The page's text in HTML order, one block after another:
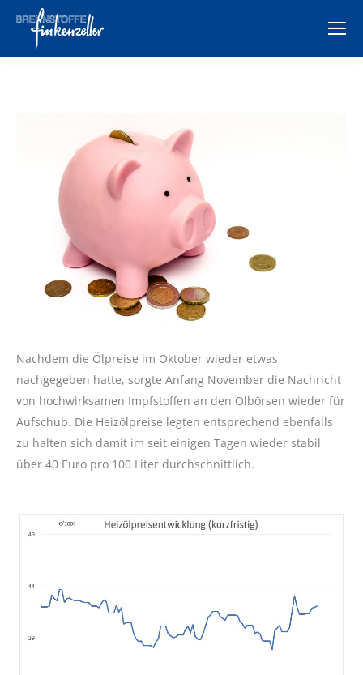
Nachdem die Ölpreise im Oktober wieder etwas
nachgegeben hatte, sorgte Anfang November die Nachricht
von hochwirksamen Impfstoffen an den Ölbörsen wieder für
Aufschub. Die Heizölpreise legten entsprechend ebenfalls
zu halten sich damit im seit einigen Tagen wieder stabil
über 40 Euro pro 100 Liter durchschnittlich.